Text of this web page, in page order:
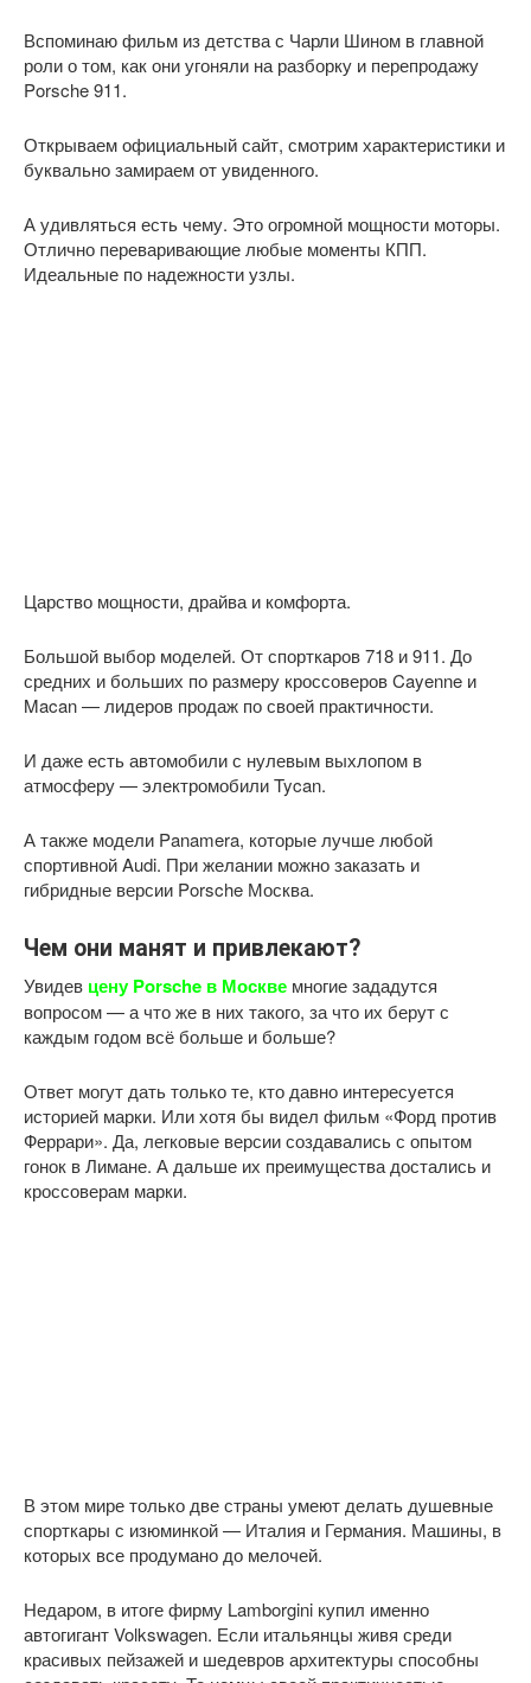
Вспоминаю фильм из детства с Чарли Шином в главной
роли о том, как они угоняли на разборку и перепродажу
Porsche 911.
Открываем официальный сайт, смотрим характеристики и
буквально замираем от увиденного.
А удивляться есть чему. Это огромной мощности моторы.
Отлично переваривающие любые моменты КПП.
Идеальные по надежности узлы.
Царство мощности, драйва и комфорта.
Большой выбор моделей. От спорткаров 718 и 911. До
средних и больших по размеру кроссоверов Cayenne и
Macan — лидеров продаж по своей практичности.
И даже есть автомобили с нулевым выхлопом в
атмосферу — электромобили Tycan.
А также модели Panamera, которые лучше любой
спортивной Audi. При желании можно заказать и
гибридные версии Porsche Москва.
Чем они манят и привлекают?
Увидев цену Porsche в Москве многие зададутся
вопросом — а что же в них такого, за что их берут с
каждым годом всё больше и больше?
Ответ могут дать только те, кто давно интересуется
историей марки. Или хотя бы видел фильм «Форд против
Феррари». Да, легковые версии создавались с опытом
гонок в Лимане. А дальше их преимущества достались и
кроссоверам марки.
В этом мире только две страны умеют делать душевные
спорткары с изюминкой — Италия и Германия. Машины, в
которых все продумано до мелочей.
Недаром, в итоге фирму Lamborgini купил именно
автогигант Volkswagen. Если итальянцы живя среди
красивых пейзажей и шедевров архитектуры способны